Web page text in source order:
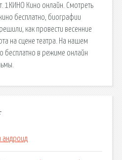
1КИНО Кино онлайн. Смотреть
бесплатно, биографии
как провести весенние
на сцене театра. На нашем
бесплатно в режиме онлайн
андроид